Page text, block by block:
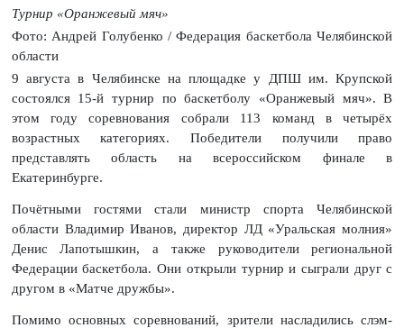
Турнир «Оранжевый мяч»
Фото: Андрей Голубенко / Федерация баскетбола Челябинской
области
9 августа в Челябинске на площадке у ДПШ им. Крупской
состоялся 15-й турнир по баскетболу «Оранжевый мяч». В
этом году соревнования собрали 113 команд в четырёх
возрастных категориях. Победители получили право
представлять область на всероссийском финале в
Екатеринбурге.
Почётными гостями стали министр спорта Челябинской
области Владимир Иванов, директор ЛД «Уральская молния»
Денис Лапотышкин, а также руководители региональной
Федерации баскетбола. Они открыли турнир и сыграли друг с
другом в «Матче дружбы».
Помимо основных соревнований, зрители насладились слэм-